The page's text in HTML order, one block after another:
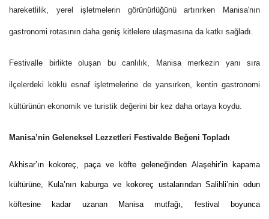
hareketlilik, yerel işletmelerin görünürlüğünü artırırken Manisa'nın
gastronomi rotasının daha geniş kitlelere ulaşmasına da katkı sağladı.
Festivalle birlikte oluşan bu canlılık, Manisa merkezin yanı sıra
ilçelerdeki köklü esnaf işletmelerine de yansırken, kentin gastronomi
kültürünün ekonomik ve turistik değerini bir kez daha ortaya koydu.
Manisa’nin Geleneksel Lezzetleri Festivalde Beğeni Topladı
Akhisar’ın kokoreç, paça ve köfte geleneğinden Alaşehir’in kapama
kültürüne, Kula’nın kaburga ve kokoreç ustalarından Salihli’nin odun
köftesine kadar uzanan Manisa mutfağı, festival boyunca